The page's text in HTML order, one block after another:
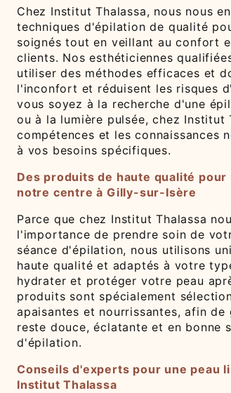
Chez Institut Thalassa, nous nous
techniques d'épilation de qualité
soignés tout en veillant au confort
clients. Nos esthéticiennes
utiliser des méthodes efficaces et
l'inconfort et réduisent les risques
vous soyez à la recherche d'une
ou à la lumière pulsée, chez Institut
compétences et les connaissances
à vos besoins spécifiques.
Des produits de haute qualité
notre centre à Gilly-sur-Isère
Parce que chez Institut Thalassa
l'importance de prendre soin de
séance d'épilation, nous utilisons
haute qualité et adaptés à votre
hydrater et protéger votre peau
produits sont spécialement
apaisantes et nourrissantes, afin
reste douce, éclatante et en bonne
d'épilation.
Conseils d'experts pour une peau
Institut Thalassa